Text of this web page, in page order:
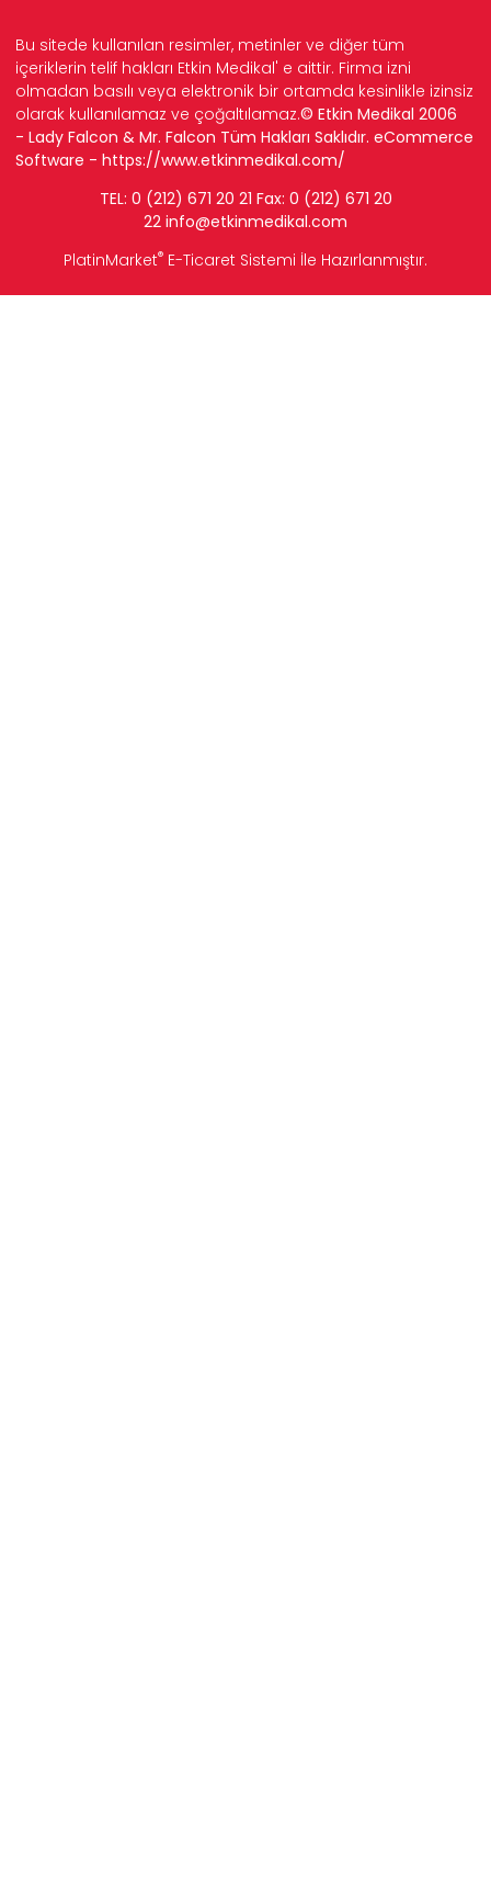
Bu sitede kullanılan resimler, metinler ve diğer tüm
içeriklerin telif hakları Etkin Medikal' e aittir. Firma izni
olmadan basılı veya elektronik bir ortamda kesinlikle izinsiz
olarak kullanılamaz ve çoğaltılamaz.© Etkin Medikal 2006
- Lady Falcon & Mr. Falcon Tüm Hakları Saklıdır. eCommerce
Software - https://www.etkinmedikal.com/
TEL: 0 (212) 671 20 21 Fax: 0 (212) 671 20
22 info@etkinmedikal.com
PlatinMarket® E-Ticaret Sistemi İle Hazırlanmıştır.